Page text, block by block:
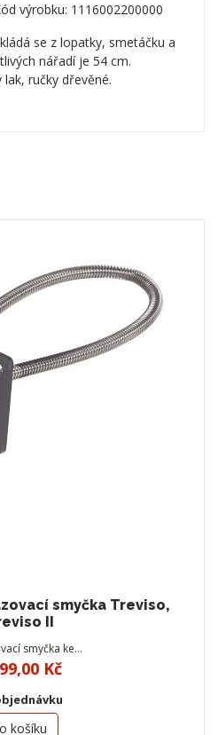
výrobku: 1116002200000
se z lopatky, smetáčku a
nářadí je 54 cm.
ručky dřevěné.
smyčka Treviso,
II
smyčka ke…
Kč
košíku